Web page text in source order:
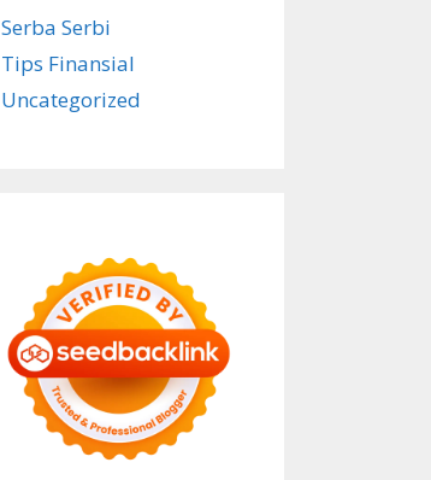
Serba Serbi
Tips Finansial
Uncategorized